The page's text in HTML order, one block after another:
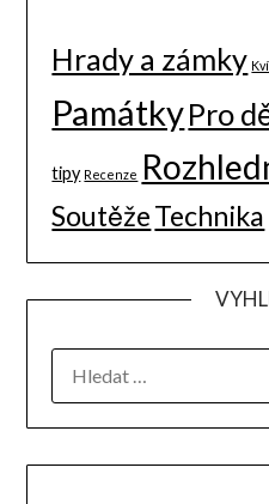
Hrady a zámky
PamátkyPro
tipy Recenze
SoutěžeTechnika